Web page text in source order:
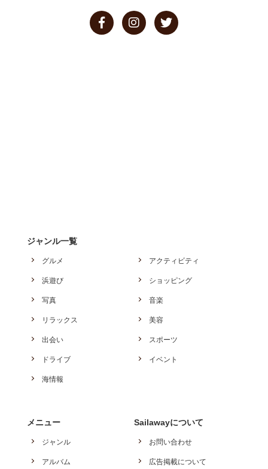
ジャンル一覧
グルメ アクティビティ
浜遊び ショッピング
写真 音楽
リラックス 美容
出会い スポーツ
ドライブ イベント
海情報
メニュー
ジャンル
アルバム
Sailawayについて
お問い合わせ
広告掲載について